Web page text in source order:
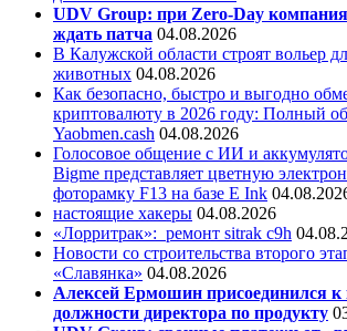
UDV Group: при Zero-Day
ждать патча 04.08.2026
В Калужской области строят вольер
животных 04.08.2026
Как безопасно, быстро и выгодно
криптовалюту в 2026 году: Полный
Yaobmen.cash 04.08.2026
Голосовое общение с ИИ и
Bigme представляет цветную
фоторамку F13 на базе E Ink
настоящие хакеры 04.08.2026
«Лорритрак»: ремонт sitrak c9h
Новости со строительства второго
«Славянка» 04.08.2026
Алексей Ермошин присоединился
должности директора по продукту